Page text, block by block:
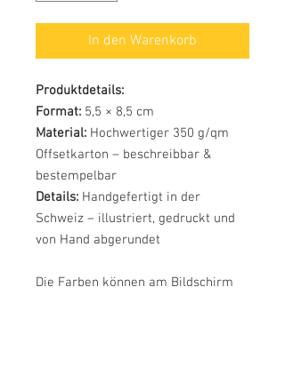
In den Warenkorb
Produktdetails:
Format: 5,5 × 8,5 cm
Material: Hochwertiger 350 g/qm
Offsetkarton – beschreibbar &
bestempelbar
Details: Handgefertigt in der
Schweiz – illustriert, gedruckt und
von Hand abgerundet
Die Farben können am Bildschirm